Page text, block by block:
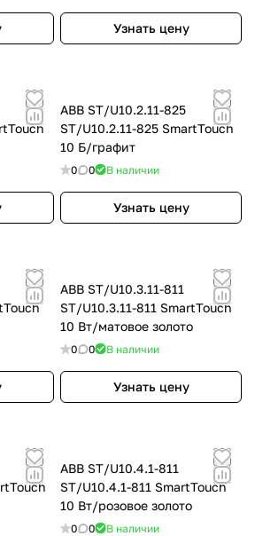
Узнать цену
ABB ST/U10.2.11-825
ST/U10.2.11-825 SmartTouch
10 Б/графит
0 0 В наличии
Узнать цену
ABB ST/U10.3.11-811
ST/U10.3.11-811 SmartTouch
10 Вт/матовое золото
0 0 В наличии
Узнать цену
ABB ST/U10.4.1-811
ST/U10.4.1-811 SmartTouch
10 Вт/розовое золото
0 0 В наличии